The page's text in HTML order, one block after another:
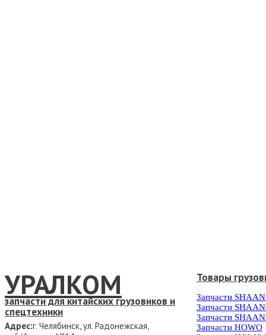
УРАЛКОМ
запчасти для китайских грузовиков и
спецтехники
Адрес:г. Челябинск, ул. Радонежская,
Товары
Запчасти
Запчасти
Запчасти
Запчасти HOWO